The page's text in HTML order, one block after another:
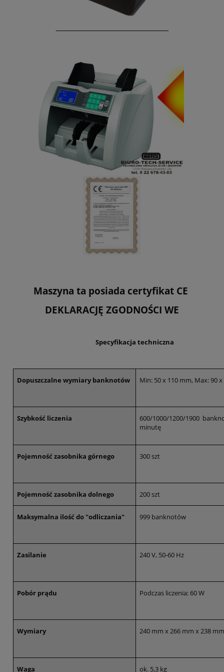
Maszyna ta posiada certyfikat CE
DEKLARACJĘ ZGODNOŚCI WE
Specyfikacja techniczna
Dopuszczalne wymiary banknotów Min: 50 x 110 mm, Max: 90
Szybkość liczenia
600/1000/1200/1900
minutę
Pojemność zasobnika górnego 300 szt
Pojemność zasobnika dolnego 200 szt
Maksymalna ilość do "odliczania" 999 banknotów
Zasilanie 240 V, 50-60 Hz
Pobór prądu Podczas liczenia: 60 W
Wymiary 240 mm x 266 mm x 238
Waga ok. 5,3 kg